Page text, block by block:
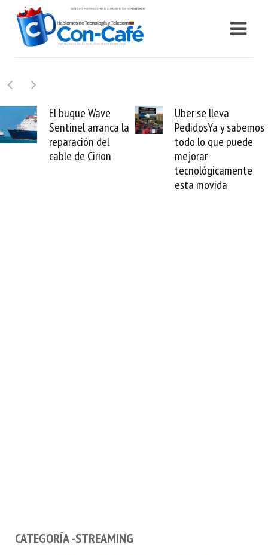
la
Uber se lleva
PedidosYa y sabemos
todo lo que puede
mejorar
Requisitos para
Samsung evalúe
daños por
no perder tus
CATEGORÍA -STREAMING